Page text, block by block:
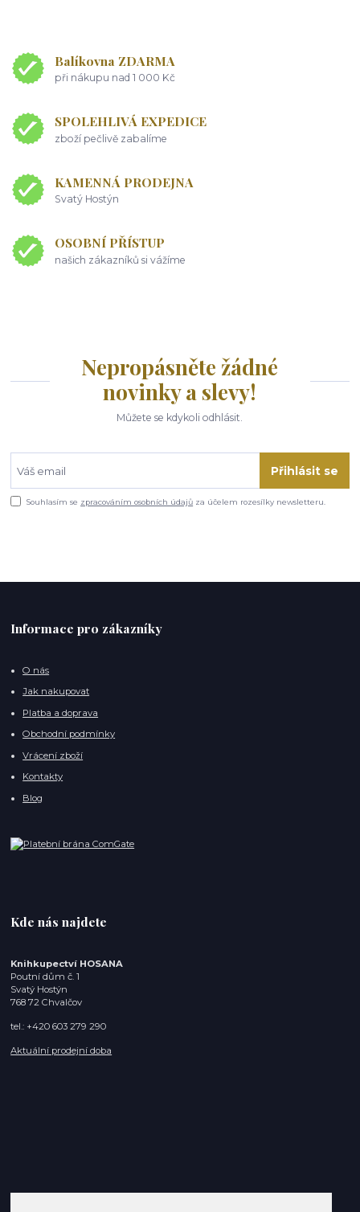
Balíkovna ZDARMA
při nákupu nad 1 000 Kč
SPOLEHLIVÁ EXPEDICE
zboží pečlivě zabalíme
KAMENNÁ PRODEJNA
Svatý Hostýn
OSOBNÍ PŘÍSTUP
našich zákazníků si vážíme
Nepropásněte žádné
novinky a slevy!
Můžete se kdykoli odhlásit.
Přihlásit se
Souhlasím se zpracováním osobních údajů za účelem rozesílky newsletteru.
Informace pro zákazníky
O nás
Jak nakupovat
Platba a doprava
Obchodní podmínky
Vrácení zboží
Kontakty
Blog
Kde nás najdete
Knihkupectví HOSANA
Poutní dům č. 1
Svatý Hostýn
768 72 Chvalčov
tel.: +420 603 279 290
Aktuální prodejní doba